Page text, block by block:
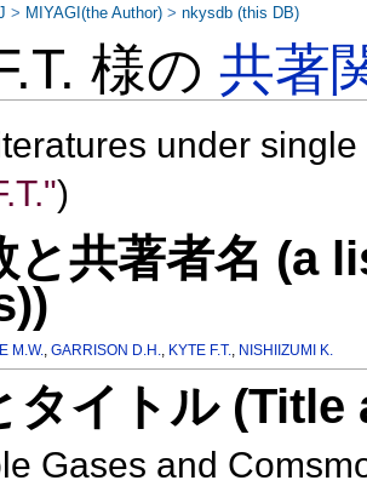
様の共著
under
)
と共著者名 (a
M.W.,GARRISON D.H., KYTE F.T., NISHIIZUMI K.
タイトル
Gases and
> MIYAGI(the Author) >nkysdb (this DB)